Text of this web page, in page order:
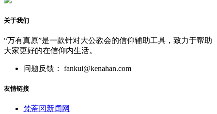
关于我们
“万有真原”是一款针对大公教会的信仰辅助工具，致力于帮助
大家更好的在信仰内生活。
问题反馈： fankui@kenahan.com
友情链接
梵蒂冈新闻网